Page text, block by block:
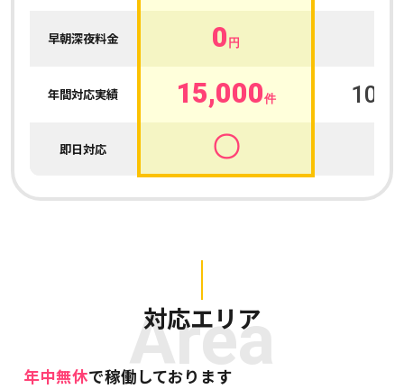
早朝深夜料金 0 円
年間対応実績 15,000件
即日対応 〇
Area
対応エリア
年中無休で稼働しております